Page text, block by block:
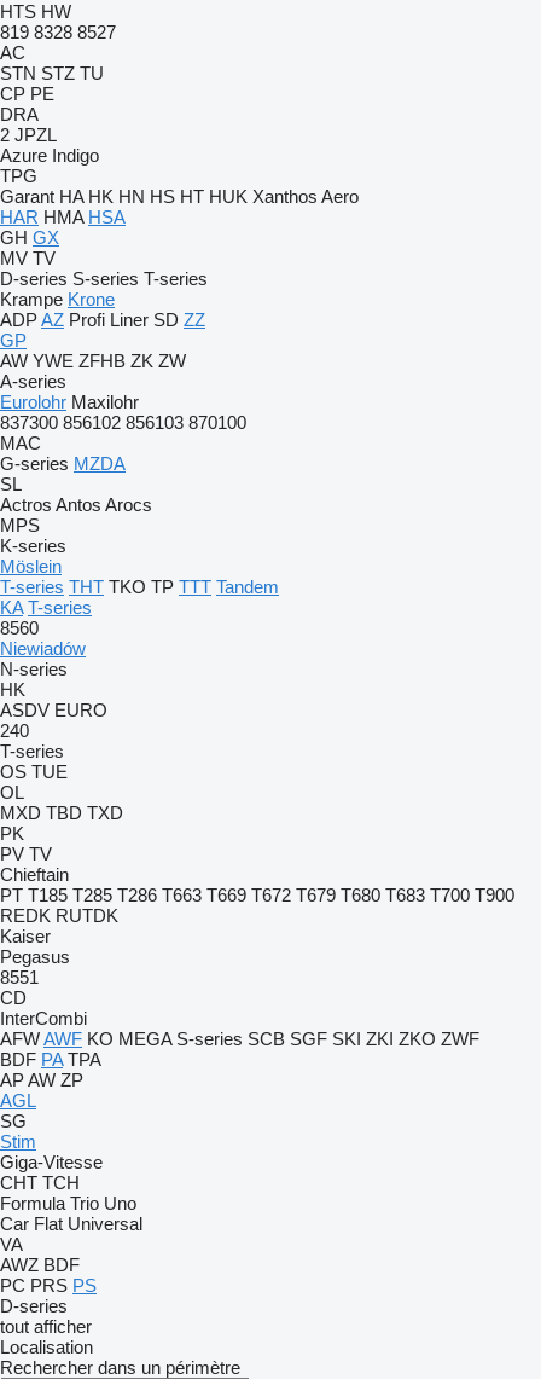
HTS HW
819 8328 8527
AC
STN STZ TU
CP PE
DRA
2 JPZL
Azure Indigo
TPG
Garant HA HK HN HS HT HUK Xanthos Aero
HAR HMA HSA
GH GX
MV TV
D-series S-series T-series
Krampe Krone
ADPAZ Profi Liner SD ZZ
GP
AW YWE ZFHB ZK ZW
A-series
Eurolohr Maxilohr
837300 856102 856103 870100
MAC
G-series MZDA
SL
Actros Antos Arocs
MPS
K-series
Möslein
T-series THT TKO TP TTT Tandem
KA T-series
8560
Niewiadów
N-series
HK
ASDV EURO
240
T-series
OS TUE
OL
MXD TBD TXD
PK
PV TV
Chieftain
PT T185 T285 T286 T663 T669 T672 T679 T680 T683 T700 T900
REDK RUTDK
Kaiser
Pegasus
8551
CD
InterCombi
AFWAWF KO MEGA S-series SCB SGF SKI ZKI ZKO ZWF
BDF PA TPA
APAW ZP
AGL
SG
Stim
Giga-Vitesse
CHT TCH
Formula Trio Uno
Car Flat Universal
VA
AWZ BDF
PC PRS PS
D-series
tout afficher
Localisation
Rechercher dans un périmètre